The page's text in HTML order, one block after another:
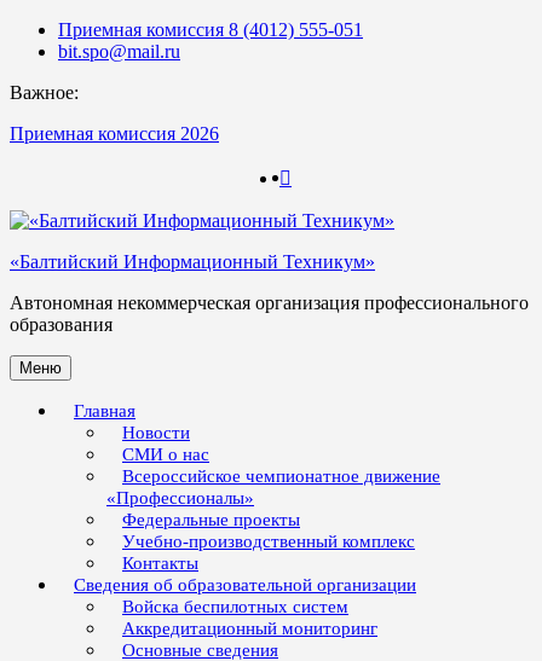
Skip
Приемная комиссия 8 (4012) 555-051
bit.spo@mail.ru
Важное:
Приемная комиссия 2026
«Балтийский Информационный Техникум»
Автономная некоммерческая организация профессионального
образования
Меню
Главная
Новости
СМИ о нас
Всероссийское чемпионатное движение
«Профессионалы»
Федеральные проекты
Учебно-производственный комплекс
Контакты
Сведения об образовательной организации
Войска беспилотных систем
Аккредитационный мониторинг
Основные сведения